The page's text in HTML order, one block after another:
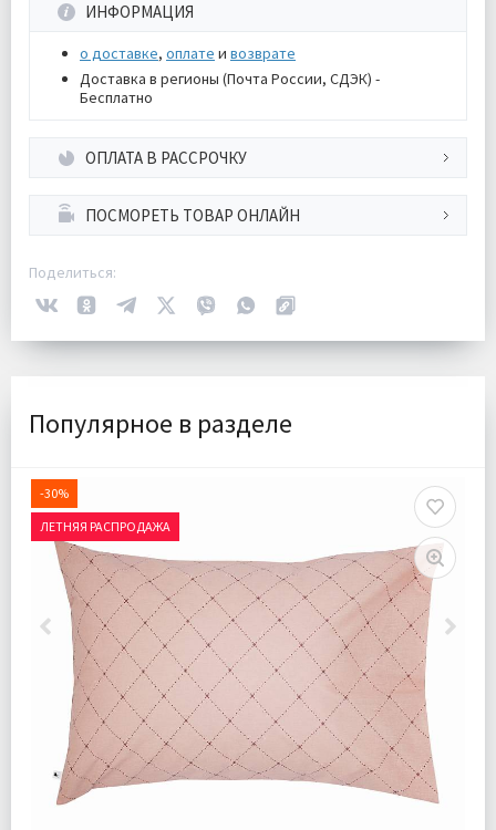
ИНФОРМАЦИЯ
о доставке, оплате и возврате
Доставка в регионы (Почта России, СДЭК) -
Бесплатно
ОПЛАТА В РАССРОЧКУ
ПОСМОРЕТЬ ТОВАР ОНЛАЙН
Поделиться:
Популярное в разделе
-30%
ЛЕТНЯЯ РАСПРОДАЖА